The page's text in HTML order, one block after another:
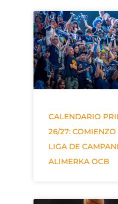
CALENDARIO
26/27:
LIGA DE
ALIMERKA OCB